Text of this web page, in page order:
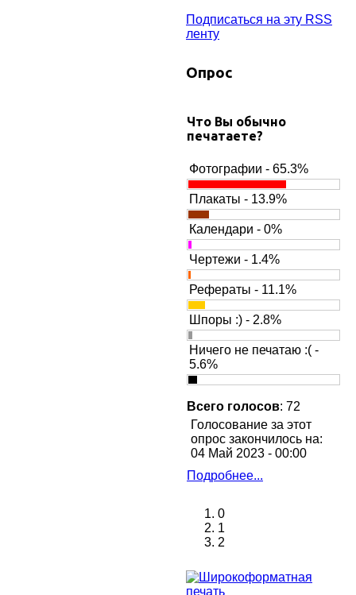
Подписаться на эту RSS
ленту
Опрос
Что Вы обычно
печатаете?
Фотографии - 65.3%
Плакаты - 13.9%
Календари - 0%
Чертежи - 1.4%
Рефераты - 11.1%
Шпоры :) - 2.8%
Ничего не печатаю :( -
5.6%
Всего голосов: 72
Голосование за этот
опрос закончилось на:
04 Май 2023 - 00:00
Подробнее...
0
1
2